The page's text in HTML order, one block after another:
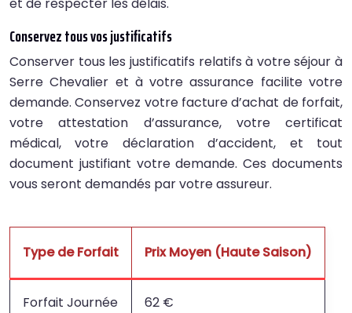
et de respecter les délais.
Conservez tous vos justificatifs
Conserver tous les justificatifs relatifs à votre séjour à
Serre Chevalier et à votre assurance facilite votre
demande. Conservez votre facture d’achat de forfait,
votre attestation d’assurance, votre certificat
médical, votre déclaration d’accident, et tout
document justifiant votre demande. Ces documents
vous seront demandés par votre assureur.
Type de Forfait Prix Moyen (Haute Saison)
Forfait Journée 62 €